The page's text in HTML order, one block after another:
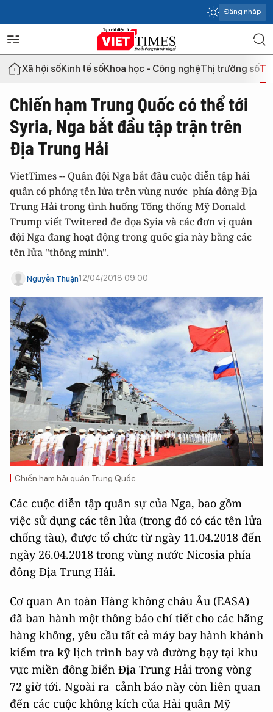
Đăng nhập
Xã hội sốKinh tế sốKhoa học - Công nghệThị trường số
Chiến hạm Trung Quốc có thể tới
Syria, Nga bắt đầu tập trận trên
Địa Trung Hải
VietTimes -- Quân đội Nga bắt đầu cuộc diễn tập hải
quân có phóng tên lửa trên vùng nước phía đông Địa
Trung Hải trong tình huống Tổng thống Mỹ Donald
Trump viết Twitered đe dọa Syia và các đơn vị quân
đội Nga đang hoạt động trong quốc gia này bằng các
tên lửa "thông minh".
Nguyễn Thuận12/04/2018 09:00
Chiến hạm hải quân Trung Quốc
Các cuộc diễn tập quân sự của Nga, bao gồm
việc sử dụng các tên lửa (trong đó có các tên lửa
chống tàu), được tổ chức từ ngày 11.04.2018 đến
ngày 26.04.2018 trong vùng nước Nicosia phía
đông Địa Trung Hải.
Cơ quan An toàn Hàng không châu Âu (EASA)
đã ban hành một thông báo chí tiết cho các hãng
hàng không, yêu cầu tất cả máy bay hành khánh
kiểm tra kỹ lịch trình bay và đường bạy tại khu
vực miền đông biển Địa Trung Hải trong vòng
72 giờ tới. Ngoài ra cảnh báo này còn liên quan
đến các cuộc không kích của Hải quân Mỹ